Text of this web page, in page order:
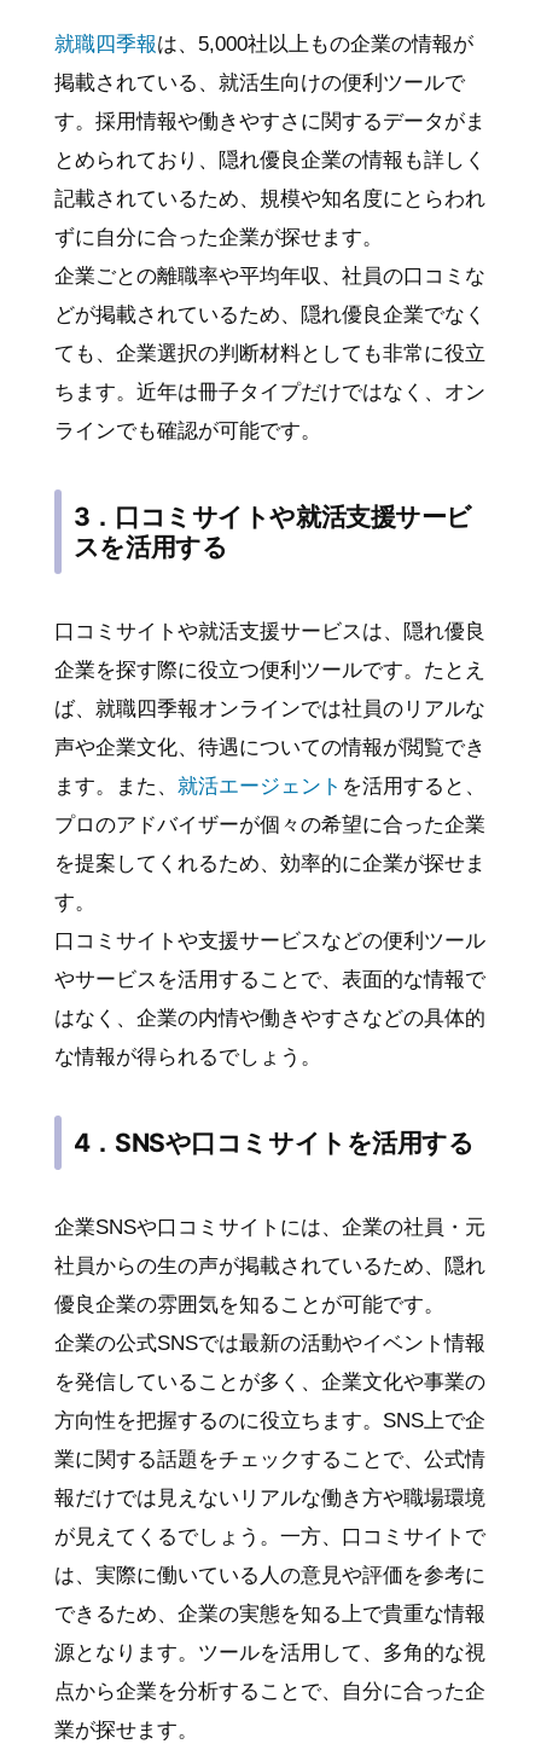
就職四季報は、5,000社以上もの企業の情報が
掲載されている、就活生向けの便利ツールで
す。採用情報や働きやすさに関するデータがま
とめられており、隠れ優良企業の情報も詳しく
記載されているため、規模や知名度にとらわれ
ずに自分に合った企業が探せます。
企業ごとの離職率や平均年収、社員の口コミな
どが掲載されているため、隠れ優良企業でなく
ても、企業選択の判断材料としても非常に役立
ちます。近年は冊子タイプだけではなく、オン
ラインでも確認が可能です。
3．口コミサイトや就活支援サービ
スを活用する
口コミサイトや就活支援サービスは、隠れ優良
企業を探す際に役立つ便利ツールです。たとえ
ば、就職四季報オンラインでは社員のリアルな
声や企業文化、待遇についての情報が閲覧でき
ます。また、 就活エージェント を活用すると、
プロのアドバイザーが個々の希望に合った企業
を提案してくれるため、効率的に企業が探せま
す。
口コミサイトや支援サービスなどの便利ツール
やサービスを活用することで、表面的な情報で
はなく、企業の内情や働きやすさなどの具体的
な情報が得られるでしょう。
4．SNSや口コミサイトを活用する
企業SNSや口コミサイトには、企業の社員・元
社員からの生の声が掲載されているため、隠れ
優良企業の雰囲気を知ることが可能です。
企業の公式SNSでは最新の活動やイベント情報
を発信していることが多く、企業文化や事業の
方向性を把握するのに役立ちます。SNS上で企
業に関する話題をチェックすることで、公式情
報だけでは見えないリアルな働き方や職場環境
が見えてくるでしょう。一方、口コミサイトで
は、実際に働いている人の意見や評価を参考に
できるため、企業の実態を知る上で貴重な情報
源となります。ツールを活用して、多角的な視
点から企業を分析することで、自分に合った企
業が探せます。